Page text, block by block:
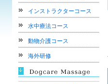
インストラクターコース
水中療法コース
動物介護コース
海外研修